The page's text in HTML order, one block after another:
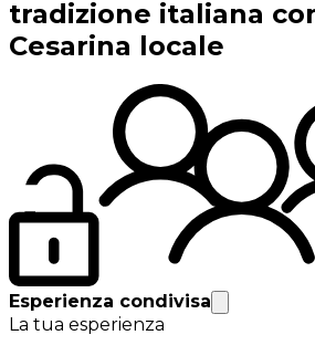
tradizione italiana
Cesarina locale
Esperienza condivisa
La tua esperienza